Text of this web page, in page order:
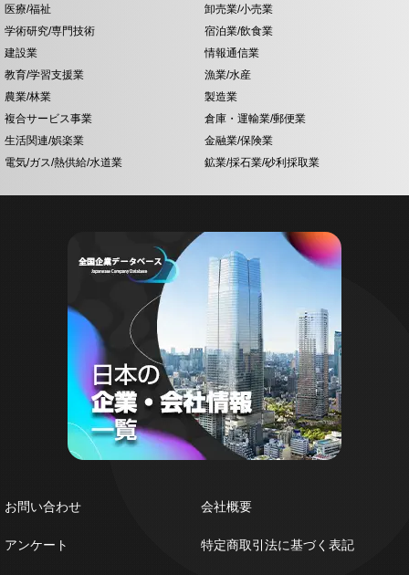
医療/福祉
卸売業/小売業
学術研究/専門技術
宿泊業/飲食業
建設業
情報通信業
教育/学習支援業
漁業/水産
農業/林業
製造業
複合サービス事業
倉庫・運輸業/郵便業
生活関連/娯楽業
金融業/保険業
電気/ガス/熱供給/水道業
鉱業/採石業/砂利採取業
お問い合わせ
アンケート
会社概要
特定商取引法に基づく表記